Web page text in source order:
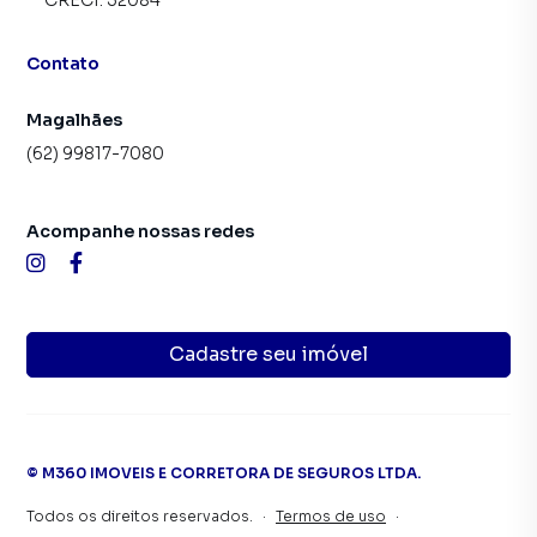
Contato
Magalhães
(62) 99817-7080
Cadastre seu imóvel
Acompanhe nossas redes
© M360 IMOVEIS E CORRETORA DE SEGUROS LTDA.
Todos os direitos reservados. · Termos de uso ·